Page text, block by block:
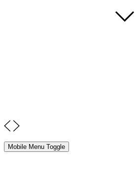
Mobile Menu Toggle